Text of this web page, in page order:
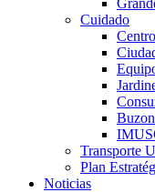
Cuidado
Transporte
Plan
Noticias